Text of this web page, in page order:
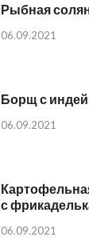
Рыбная
06.09.2021
Борщ с
06.09.2021
с
06.09.2021